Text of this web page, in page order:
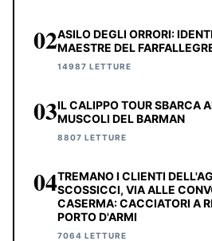
02ASILO DEGLI ORRORI:
MAESTRE DEL
14987 LETTURE
03IL CALIPPO TOUR SBARCA
MUSCOLI DEL BARMAN
8807 LETTURE
04TREMANO I CLIENTI
SCOSSICCI, VIA ALLE
CASERMA: CACCIATORI A
PORTO D'ARMI
7064 LETTURE